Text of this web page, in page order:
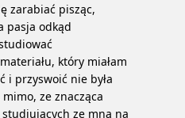
zarabiać pisząc,
pasja odkąd
który miałam
i przyswoić nie była
ze znacząca
ze mną na